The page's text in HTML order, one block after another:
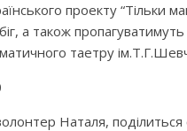
проекту “Тільки
а також
таетру
Наталя,